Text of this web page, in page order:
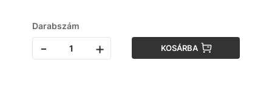
Darabszám
- + KOSÁRBA